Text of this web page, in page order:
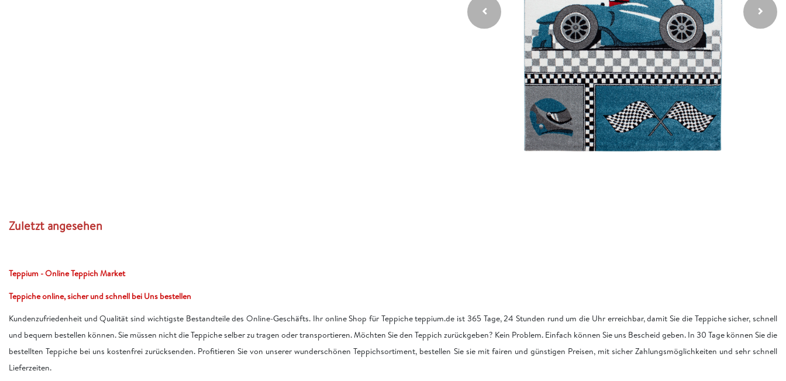
Zuletzt angesehen
Teppium - Online Teppich Market
Teppiche online, sicher und schnell bei Uns bestellen
Kundenzufriedenheit und Qualität sind wichtigste Bestandteile des Online-Geschäfts. Ihr online Shop für Teppiche teppium.de ist 365 Tage, 24 Stunden rund um die Uhr erreichbar, damit Sie die Teppiche sicher, schnell
und bequem bestellen können. Sie müssen nicht die Teppiche selber zu tragen oder transportieren. Möchten Sie den Teppich zurückgeben? Kein Problem. Einfach können Sie uns Bescheid geben. In 30 Tage können Sie die
bestellten Teppiche bei uns kostenfrei zurücksenden. Profitieren Sie von unserer wunderschönen Teppichsortiment, bestellen Sie sie mit fairen und günstigen Preisen, mit sicher Zahlungsmöglichkeiten und sehr schnell
Lieferzeiten.